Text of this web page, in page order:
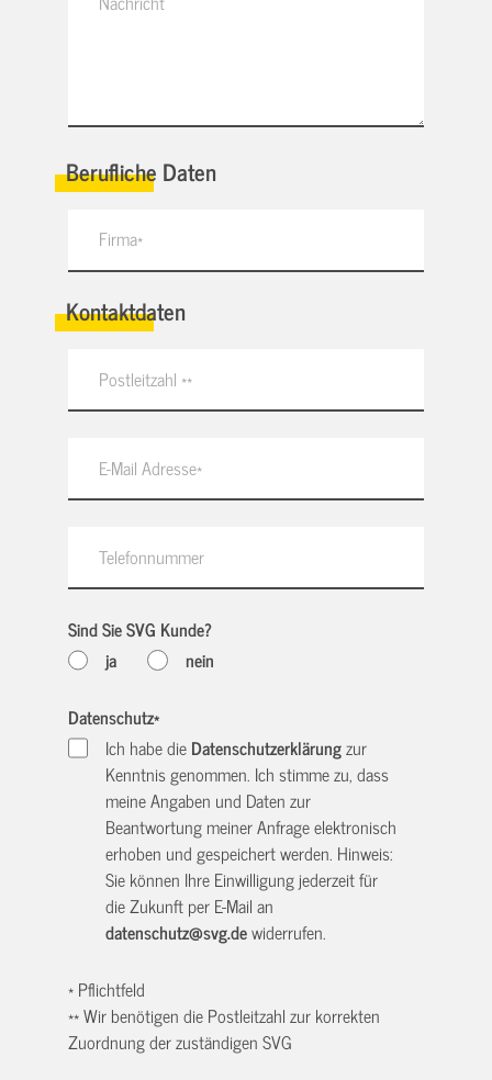
Berufliche Daten
Kontaktdaten
Sind Sie SVG Kunde?
ja
nein
Datenschutz*
Ich habe dieDatenschutzerklärungzur
Kenntnis genommen. Ich stimme zu, dass
meine Angaben und Daten zur
Beantwortung meiner Anfrage elektronisch
erhoben und gespeichert werden. Hinweis:
Sie können Ihre Einwilligung jederzeit für
die Zukunft per E-Mail an
datenschutz@svg.dewiderrufen.
* Pflichtfeld
** Wir benötigen die Postleitzahl zur korrekten
Zuordnung der zuständigen SVG